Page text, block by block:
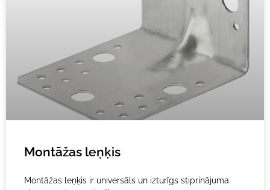
Montāžas leņķis
Montāžas leņķis ir universāls un izturīgs stiprinājuma